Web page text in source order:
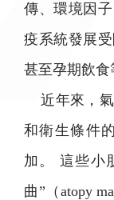
傳、環境因
疫系統發展
甚至孕期飲食
近年來，氣
和衛生條件
加。 這些小
曲”（atopy